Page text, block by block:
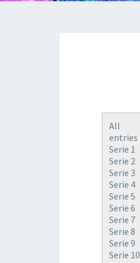
All
entries
Serie 1
Serie 2
Serie 3
Serie 4
Serie 5
Serie 6
Serie 7
Serie 8
Serie 9
Serie 10